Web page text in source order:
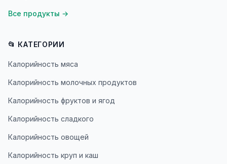
Все продукты →
📂 КАТЕГОРИИ
Калорийность мяса
Калорийность молочных продуктов
Калорийность фруктов и ягод
Калорийность сладкого
Калорийность овощей
Калорийность круп и каш